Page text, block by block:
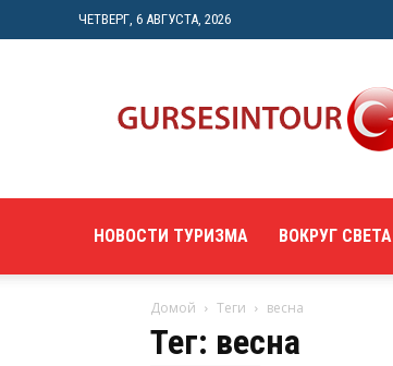
ЧЕТВЕРГ, 6 АВГУСТА, 2026
—
познавательный
туристический
НОВОСТИ ТУРИЗМА ВОКРУГ СВЕТА
Домой Теги весна
Тег: весна